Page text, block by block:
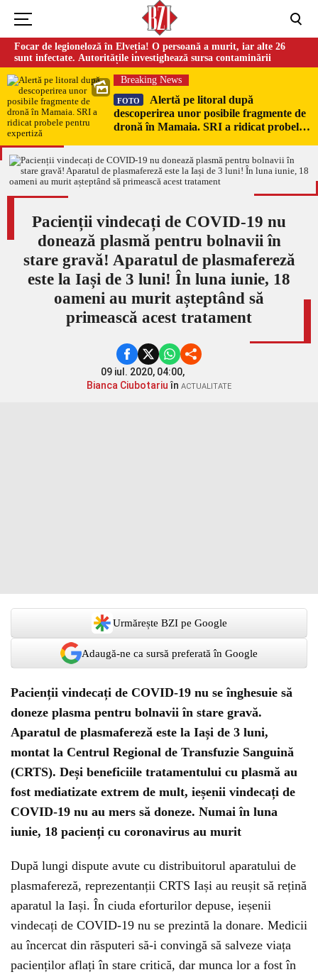
Focar de legioneloză în Elveția! O persoană a murit, iar alte 26
sunt infectate. Autoritățile investighează sursa contaminării
Breaking News
FOTO
Alertă pe litoral după
descoperirea unor posibile fragmente de
dronă în Mamaia. SRI a ridicat probele
Pacienții vindecați de COVID-19 nu
donează plasmă pentru bolnavii în
stare gravă! Aparatul de plasmafereză
este la Iași de 3 luni! În luna iunie, 18
oameni au murit așteptând să
primească acest tratament
09 iul. 2020, 04:00,
Bianca Ciubotariuîn ACTUALITATE
Urmărește BZI pe Google
Adaugă-ne ca sursă preferată în Google
Pacienții vindecați de COVID-19 nu se înghesuie să
doneze plasma pentru bolnavii în stare gravă.
Aparatul de plasmafereză este la Iași de 3 luni,
montat la Centrul Regional de Transfuzie Sanguină
(CRTS). Deși beneficiile tratamentului cu plasmă au
fost mediatizate extrem de mult, ieșenii vindecați de
COVID-19 nu au mers să doneze. Numai în luna
iunie, 18 pacienți cu coronavirus au murit
După lungi dispute avute cu distribuitorul aparatului de
plasmafereză, reprezentanții CRTS Iași au reușit să rețină
aparatul la Iași. În ciuda eforturilor depuse, ieșenii
vindecați de COVID-19 nu se prezintă la donare. Medicii
au încercat din răsputeri să-i convingă să salveze viața
pacienților aflați în stare critică, dar munca lor a fost în